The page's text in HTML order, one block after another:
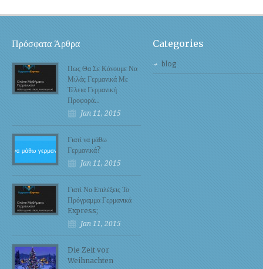
Πρόσφατα Άρθρα
Πως Θα Σε Κάνουμε Να
Μιλάς Γερμανικά Με
Τέλεια Γερμανική
Προφορά…
Jan 11, 2015
Γιατί να μάθω
Γερμανικά?
Jan 11, 2015
Γιατί Να Επιλέξεις Το
Πρόγραμμα Γερμανικά
Express;
Jan 11, 2015
Die Zeit vor
Weihnachten
Categories
blog